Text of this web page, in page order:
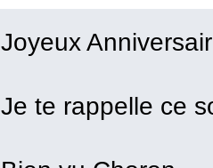
Joyeux
Je te rappelle ce